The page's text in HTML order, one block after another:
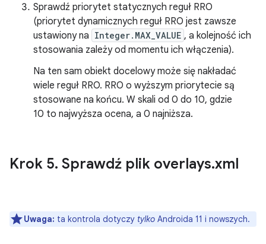
Sprawdź priorytet statycznych reguł RRO
(priorytet dynamicznych reguł RRO jest zawsze
ustawiony na Integer.MAX_VALUE , a kolejność ich
stosowania zależy od momentu ich włączenia).
Na ten sam obiekt docelowy może się nakładać
wiele reguł RRO. RRO o wyższym priorytecie są
stosowane na końcu. W skali od 0 do 10, gdzie
10 to najwyższa ocena, a 0 najniższa.
Krok 5. Sprawdź plik overlays.xml
Uwaga: ta kontrola dotyczy tylko Androida 11 i nowszych.